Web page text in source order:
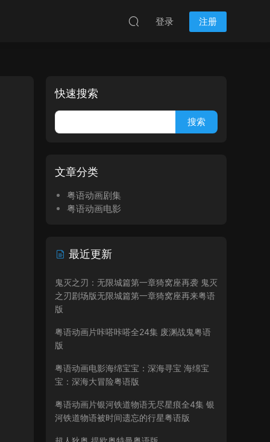
登录 注册
快速搜索
文章分类
粤语动画剧集
粤语动画电影
最近更新
鬼灭之刃：无限城篇第一章猗窝座再袭 鬼灭
之刃剧场版无限城篇第一章猗窝座再来粤语
版
粤语动画片咔嗒咔嗒全24集 废渊战鬼粤语
版
粤语动画电影海绵宝宝：深海寻宝 海绵宝
宝：深海大冒险粤语版
粤语动画片银河铁道物语无尽星痕全4集 银
河铁道物语被时间遗忘的行星粤语版